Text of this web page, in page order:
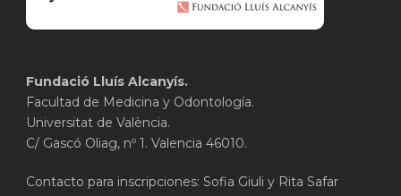
Fundació Lluís Alcanyís.
Facultad de Medicina y Odontología.
Universitat de València.
C/ Gascó Oliag, nº 1. Valencia 46010.
Contacto para inscripciones: Sofia Giuli y Rita Safar